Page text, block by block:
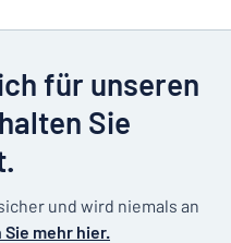
für unseren
Sie
und wird niemals an
Sie mehr hier.